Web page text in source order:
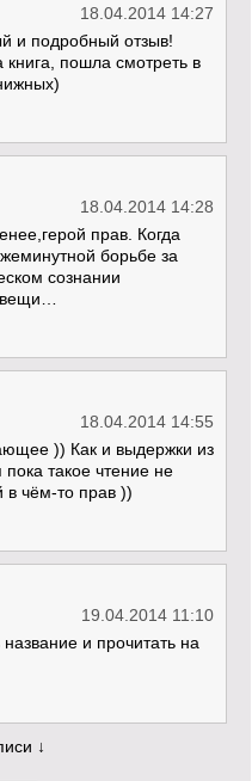
18.04.2014 14:27
и подробный отзыв!
книга, пошла смотреть в
18.04.2014 14:28
прав. Когда
борьбе за
сознании
вещи…
18.04.2014 14:55
)) Как и выдержки из
такое чтение не
в чём-то прав ))
19.04.2014 11:10
и прочитать на
↓